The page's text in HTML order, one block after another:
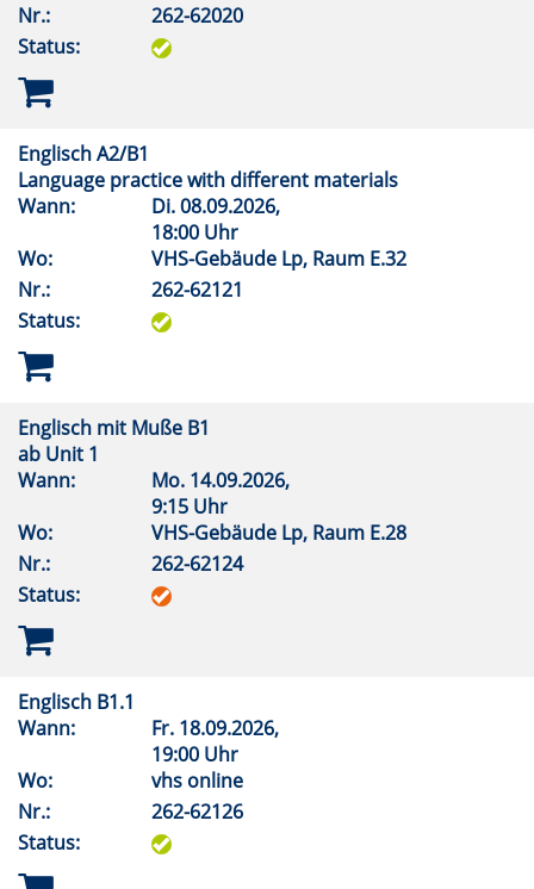
Nr.:
262-62020
Status:
Englisch A2/B1
Language practice with different materials
Wann:
Di.08.09.2026,
18:00 Uhr
Wo:
VHS-Gebäude Lp, Raum E.32
Nr.:
262-62121
Status:
Englisch mit Muße B1
ab Unit 1
Wann:
Mo. 14.09.2026,
9:15 Uhr
Wo:
VHS-Gebäude Lp, Raum E.28
Nr.:
262-62124
Status:
Englisch B1.1
Wann:
Fr. 18.09.2026,
19:00 Uhr
Wo:
vhs online
Nr.:
262-62126
Status: